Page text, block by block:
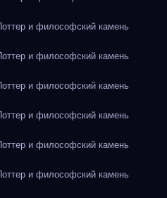
и философский камень
и философский камень
и философский камень
и философский камень
и философский камень
и философский камень